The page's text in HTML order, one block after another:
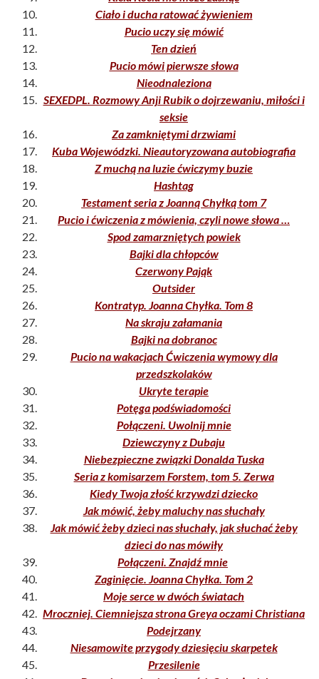
Ciało i ducha ratować żywieniem
Pucio uczy się mówić
Ten dzień
Pucio mówi pierwsze słowa
Nieodnaleziona
SEXEDPL. Rozmowy Anji Rubik o dojrzewaniu, miłości i
seksie
Za zamkniętymi drzwiami
Kuba Wojewódzki. Nieautoryzowana autobiografia
Z muchą na luzie ćwiczymy buzie
Hashtag
Testament seria z Joanną Chyłką tom 7
Pucio i ćwiczenia z mówienia, czyli nowe słowa …
Spod zamarzniętych powiek
Bajki dla chłopców
Czerwony Pająk
Outsider
Kontratyp. Joanna Chyłka. Tom 8
Na skraju załamania
Bajki na dobranoc
Pucio na wakacjach Ćwiczenia wymowy dla
przedszkolaków
Ukryte terapie
Potęga podświadomości
Połączeni. Uwolnij mnie
Dziewczyny z Dubaju
Niebezpieczne związki Donalda Tuska
Seria z komisarzem Forstem, tom 5. Zerwa
Kiedy Twoja złość krzywdzi dziecko
Jak mówić, żeby maluchy nas słuchały
Jak mówić żeby dzieci nas słuchały, jak słuchać żeby
dzieci do nas mówiły
Połączeni. Znajdź mnie
Zaginięcie. Joanna Chyłka. Tom 2
Moje serce w dwóch światach
Mroczniej. Ciemniejsza strona Greya oczami Christiana
Podejrzany
Niesamowite przygody dziesięciu skarpetek
Przesilenie